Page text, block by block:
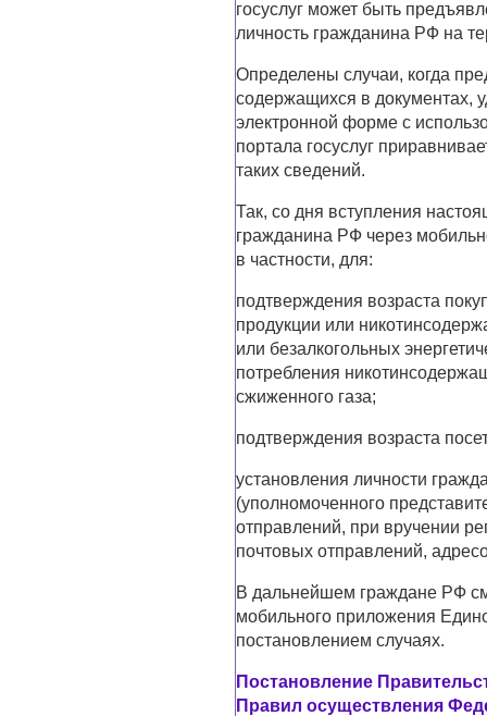
госуслуг может быть
личность гражданина РФ на
Определены случаи, когда
содержащихся в документах,
электронной форме с
портала госуслуг
таких сведений.
Так, со дня вступления
гражданина РФ через
в частности, для:
подтверждения возраста
продукции или
или безалкогольных
потребления
сжиженного газа;
подтверждения возраста
установления личности
(уполномоченного
отправлений, при вручении
почтовых отправлений,
В дальнейшем граждане РФ
мобильного приложения
постановлением случаях.
Постановление
Правил осуществления